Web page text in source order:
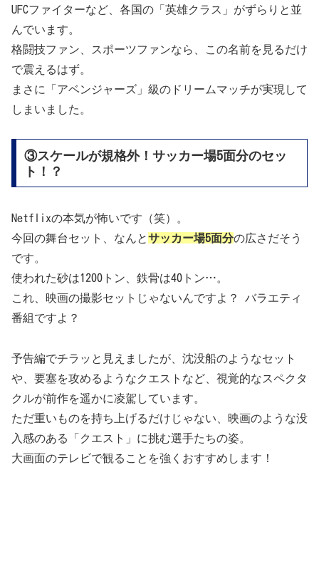
UFCファイターなど、各国の「英雄クラス」がずらりと並
んでいます。
格闘技ファン、スポーツファンなら、この名前を見るだけ
で震えるはず。
まさに「アベンジャーズ」級のドリームマッチが実現して
しまいました。
③スケールが規格外！サッカー場5面分のセッ
ト！？
Netflixの本気が怖いです（笑）。
今回の舞台セット、なんとサッカー場5面分の広さだそう
です。
使われた砂は1200トン、鉄骨は40トン…。
これ、映画の撮影セットじゃないんですよ？ バラエティ
番組ですよ？
予告編でチラッと見えましたが、沈没船のようなセット
や、要塞を攻めるようなクエストなど、視覚的なスペクタ
クルが前作を遥かに凌駕しています。
ただ重いものを持ち上げるだけじゃない、映画のような没
入感のある「クエスト」に挑む選手たちの姿。
大画面のテレビで観ることを強くおすすめします！